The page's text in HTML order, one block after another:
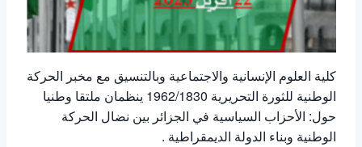
كلية العلوم الإنسانية والاجتماعية وبالتنسيق مع مخبر الحركة
الوطنية للثورة التحريرية 1962/1830 ينظمان ملتقا وطنيا
حول: الأحزاب السياسية في الجزائر بين نضال الحركة
الوطنية وبناء الدولة الديمقراطية .